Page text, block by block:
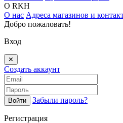
О RKH
О нас Адреса магазинов и
Добро пожаловать!
Вход
✕
Создать аккаунт
Войти Забыли пароль?
Регистрация